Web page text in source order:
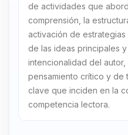
de actividades que
comprensión, la
activación de
de las ideas principales
intencionalidad del
pensamiento crítico y de
clave que inciden en la
competencia lectora.